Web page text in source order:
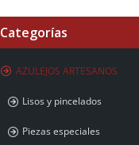
Categorías
AZULEJOS ARTESANOS
Lisos y pincelados
Piezas especiales